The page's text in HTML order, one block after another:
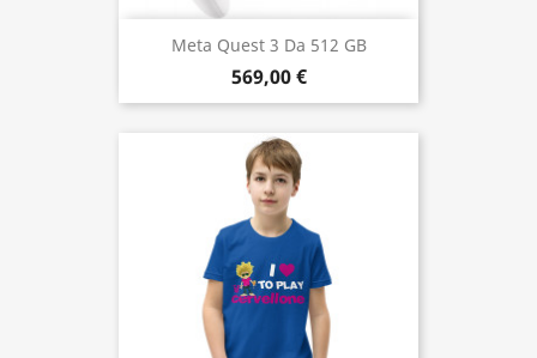
Meta Quest 3 Da 512 GB
569,00 €